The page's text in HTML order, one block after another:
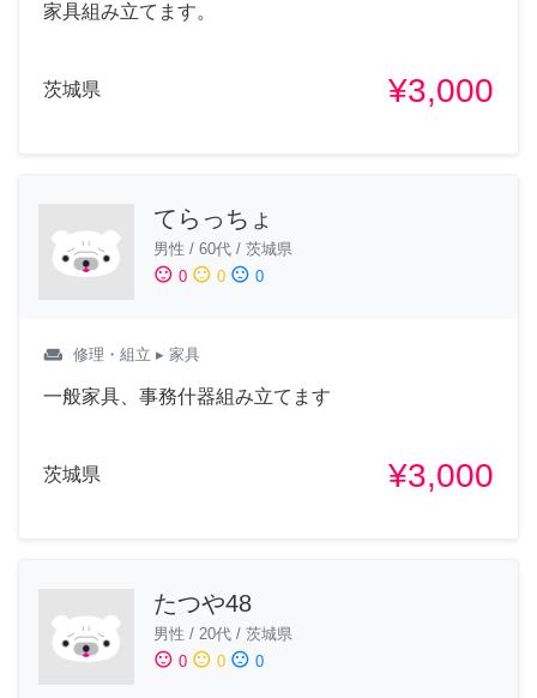
家具組み立てます。
茨城県 ¥3,000
てらっちょ
男性 / 60代 / 茨城県
sentiment_satisfied 0 sentiment_neutral 0 sentiment_dissatisfied 0
weekend 修理・組立 ▸ 家具
一般家具、事務什器組み立てます
茨城県 ¥3,000
たつや48
男性 / 20代 / 茨城県
sentiment_satisfied 0 sentiment_neutral 0 sentiment_dissatisfied 0